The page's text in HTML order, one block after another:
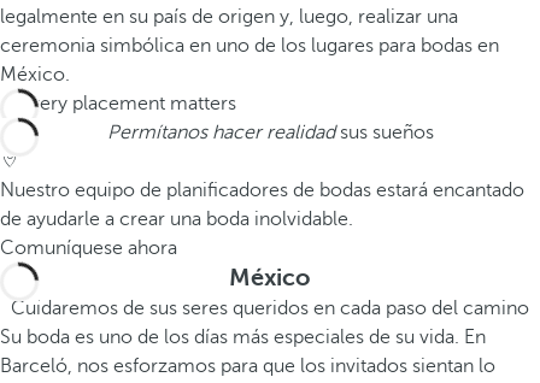
legalmente en su país de origen y, luego, realizar una
ceremonia simbólica en uno de los lugares para bodas en
México.
Permítanos hacer realidadsus sueños
Nuestro equipo de planificadores de bodas estará encantado
de ayudarle a crear una boda inolvidable.
Comuníquese ahora
México
Cuidaremos de sus seres queridos en cada paso del camino
Su boda es uno de los días más especiales de su vida. En
Barceló, nos esforzamos para que los invitados sientan lo